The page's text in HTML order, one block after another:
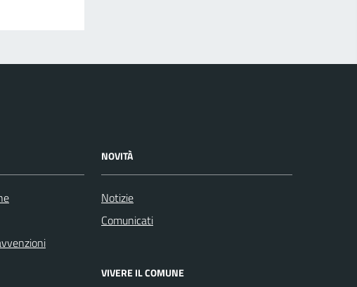
NOVITÀ
Notizie
Comunicati
VIVERE IL COMUNE